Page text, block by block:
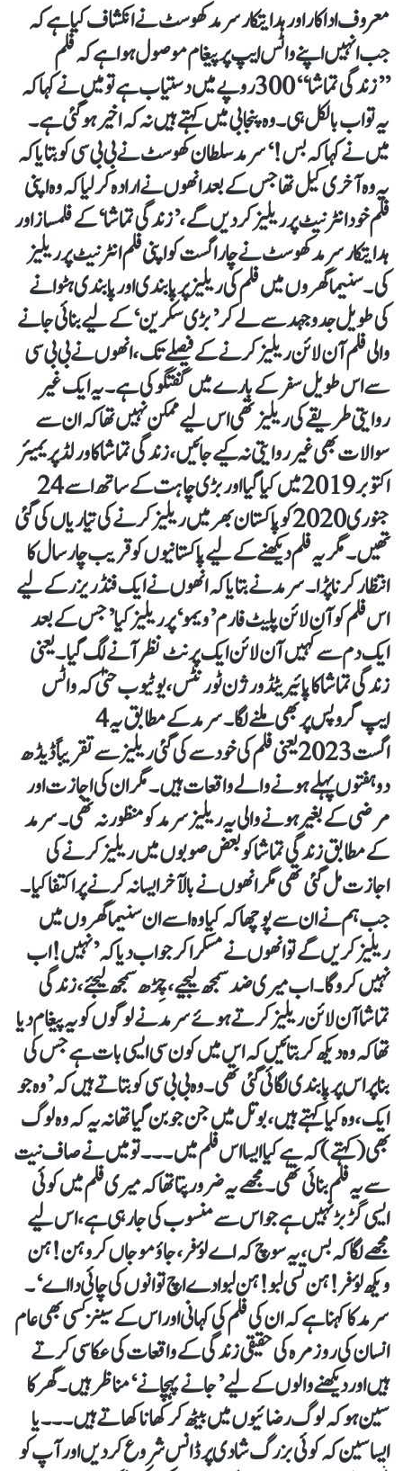
معروف اداکار اور ہدایتکار سرمد کھوسٹ نے انکشاف کیا ہے کہ
جب انہیں اپنے واٹس ایپ پر پیغام موصول ہوا ہے کہ فلم
’’زندگی تماشا‘‘ 300 روپے میں دستیاب ہے تو میں نے کہا کہ
یہ تو اب بالکل ہی۔ وہ پنجابی میں کہتے ہیں نہ کہ اخیر ہو گئی ہے۔
میں نے کہا کہ بس!‘سرمد سلطان کھوسٹ نے بی بی سی کو بتایا کہ
یہ وہ آخری کیل تھا جس کے بعد انھوں نے ارادہ کر لیا کہ وہ اپنی
فلم خود انٹرنیٹ پر ریلیز کر دیں گے، ’زندگی تماشا‘ کے فلمساز اور
ہدایتکار سرمد کھوسٹ نے چار اگست کو اپنی فلم انٹرنیٹ پر ریلیز
کی۔ سنیما گھروں میں فلم کی ریلیز پر پابندی اور پابندی ہٹوانے
کی طویل جدوجہد سے لے کر ’بڑی سکرین‘ کے لیے بنائی جانے
والی فلم آن لائن ریلیز کرنے کے فیصلے تک، انھوں نے بی بی سی
سے اس طویل سفر کے بارے میں گفتگو کی ہے۔یہ ایک غیر
روایتی طریقے کی ریلیز تھی اس لیے ممکن نہیں تھا کہ ان سے
سوالات بھی غیر روایتی نہ کیے جائیں، زندگی تماشا کا ورلڈ پریمیئر
اکتوبر 2019 میں کیا گیا اور بڑی چاہت کے ساتھ اسے 24
جنوری 2020 کو پاکستان بھر میں ریلیز کرنے کی تیاریاں کی گئی
تھیں۔ مگر یہ فلم دیکھنے کے لیے پاکستانیوں کو قریب چار سال کا
انتظار کرنا پڑا۔سرمد نے بتایا کہ انھوں نے ایک فنڈ ریزر کے لیے
اس فلم کو آن لائن پلیٹ فارم ’ویمو‘ پر ریلیز کیا ’جس کے بعد
ایک دم سے کہیں آن لائن ایک پرنٹ نظر آنے لگ گیا۔ یعنی
زندگی تماشا کا پائیریٹڈ ورژن ٹورنٹس، یوٹیوب حتیٰ کہ واٹس
ایپ گروپس پر بھی ملنے لگا۔ سرمد کے مطابق یہ 4
اگست 2023 یعنی فلم کی خود سے کی گئی ریلیز سے تقریباً ڈیڈھ
دو ہفتوں پہلے ہونے والے واقعات ہیں۔ مگر ان کی اجازت اور
مرضی کے بغیر ہونے والی یہ ریلیز سرمد کو منظور نہ تھی۔ سرمد
کے مطابق زندگی تماشا کو بعض صوبوں میں ریلیز کرنے کی
اجازت مل گئی تھی مگر انھوں نے بالآخر ایسا نہ کرنے پر اکتفا کیا۔
جب ہم نے ان سے پوچھا کہ کیا وہ اسے ان سنیما گھروں میں
ریلیز کریں گے تو انھوں نے مسکرا کر جواب دیا کہ ’نہیں! اب
نہیں کرو گا۔ اب میری ضد سمجھ لیجیے، چِڑھ سمجھ لیجئے، زندگی
تماشا آن لائن ریلیز کرتے ہوئے سرمد نے لوگوں کو یہ پیغام دیا
تھا کہ وہ دیکھ کر بتائیں کہ اس میں کون سی ایسی بات ہے جس کی
بنا پر اس پر پابندی لگائی گئی تھی۔ وہ بی بی سی کو بتاتے ہیں کہ ’وہ جو
ایک، وہ کیا کہتے ہیں، بوتل میں جن جو بن گیا تھا نہ یہ کہ وہ لوگ
بھی (کہتے) کہ ہے کیا ایسا اس فلم میں۔۔۔ تو میں نے صاف نیت
سے یہ فلم بنائی تھی۔ مجھے یہ ضرور پتا تھا کہ میری فلم میں کوئی
ایسی گڑبڑ نہیں ہے جو اس سے منسوب کی جا رہی ہے، اس لیے
مجھے لگا کہ بس، یہ سوچ کہ اے لؤفر، جاؤ موجاں کرو ہن! ہن
ویکھ لؤ فر! ہن تسی لبو! ہن لبو ادے اچ توانوں کی چائی دا اے‘۔
سرمد کا کہنا ہے کہ ان کی فلم کی کہانی اور اس کے سینز کسی بھی عام
انسان کی روزمرہ کی حقیقی زندگی کے واقعات کی عکاسی کرتے
ہیں اور دیکھنے والوں کے لیے ’جانے پہچانے‘ مناظر ہیں۔گھر کا
سین ہو کہ لوگ رضائیوں میں بیٹھ کر کھانا کھاتے ہیں۔۔۔ یا
ایسا سین کہ کوئی بزرگ شادی پر ڈانس شروع کر دیں اور آپ کو